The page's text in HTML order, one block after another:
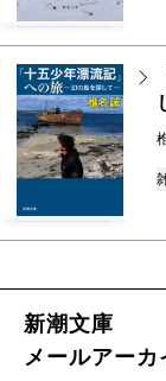
新潮文庫
メールアーカ